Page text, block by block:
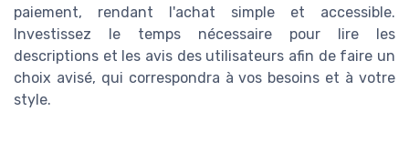
paiement, rendant l'achat simple et accessible.
Investissez le temps nécessaire pour lire les
descriptions et les avis des utilisateurs afin de faire un
choix avisé, qui correspondra à vos besoins et à votre
style.